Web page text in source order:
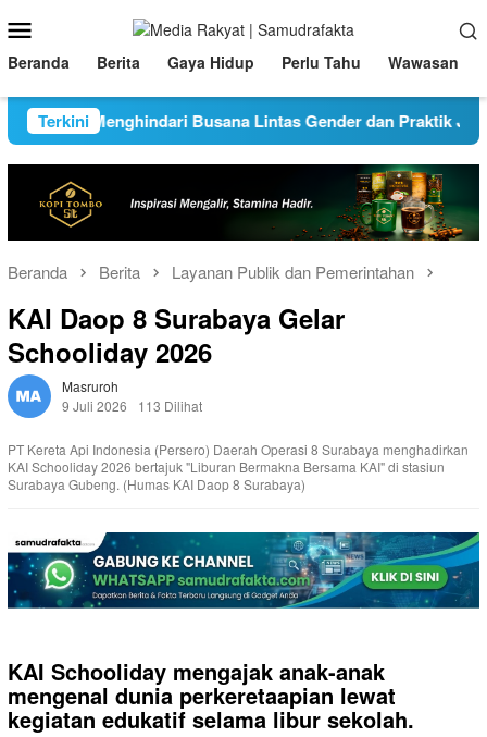
ke
kontenMobile
Beranda Berita Gaya Hidup Perlu Tahu Wawasan
Terkini
Menghindari Busana Lintas Gender dan Praktik Judi Saat
Beranda Berita Layanan Publik dan Pemerintahan
KAI Daop 8 Surabaya Gelar
Schooliday 2026
Masruroh
9 Juli 2026
113 Dilihat
PT Kereta Api Indonesia (Persero) Daerah Operasi 8 Surabaya menghadirkan
KAI Schooliday 2026 bertajuk "Liburan Bermakna Bersama KAI" di stasiun
Surabaya Gubeng. (Humas KAI Daop 8 Surabaya)
KAI Schooliday mengajak anak-anak
mengenal dunia perkeretaapian lewat
kegiatan edukatif selama libur sekolah.